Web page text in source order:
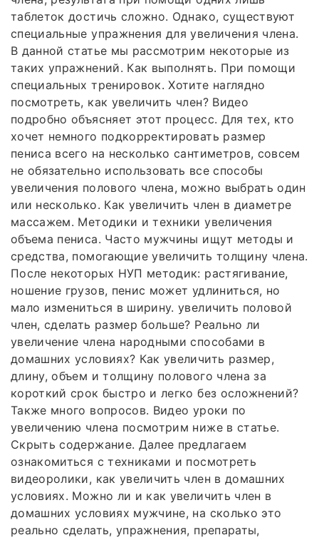
таблеток достичь сложно. Однако, существуют
специальные упражнения для увеличения члена.
В данной статье мы рассмотрим некоторые из
таких упражнений. Как выполнять. При помощи
специальных тренировок. Хотите наглядно
посмотреть, как увеличить член? Видео
подробно объясняет этот процесс. Для тех, кто
хочет немного подкорректировать размер
пениса всего на несколько сантиметров, совсем
не обязательно использовать все способы
увеличения полового члена, можно выбрать один
или несколько. Как увеличить член в диаметре
массажем. Методики и техники увеличения
объема пениса. Часто мужчины ищут методы и
средства, помогающие увеличить толщину члена.
После некоторых НУП методик: растягивание,
ношение грузов, пенис может удлиниться, но
мало измениться в ширину. увеличить половой
член, сделать размер больше? Реально ли
увеличение члена народными способами в
домашних условиях? Как увеличить размер,
длину, объем и толщину полового члена за
короткий срок быстро и легко без осложнений?
Также много вопросов. Видео уроки по
увеличению члена посмотрим ниже в статье.
Скрыть содержание. Далее предлагаем
ознакомиться с техниками и посмотреть
видеоролики, как увеличить член в домашних
условиях. Можно ли и как увеличить член в
домашних условиях мужчине, на сколько это
реально сделать, упражнения, препараты,